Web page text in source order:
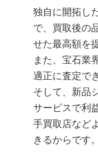
独自に開拓し
で、買取後の
せた最高額を
また、宝石業
適正に査定で
そして、新品
サービスで利
手買取店など
きるからです。